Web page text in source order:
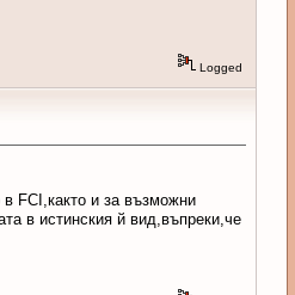
Logged
FCI,както и за възможни
в истинския й вид,въпреки,че